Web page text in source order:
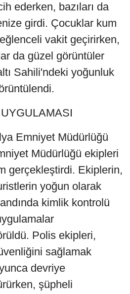
ederken, bazıları da
girdi. Çocuklar kum
vakit geçirirken,
da güzel görüntüler
Sahili'ndeki yoğunluk
Emniyet Müdürlüğü
Müdürlüğü ekipleri
gerçekleştirdi. Ekiplerin,
yoğun olarak
kimlik kontrolü
Polis ekipleri,
sağlamak
devriye
şüpheli